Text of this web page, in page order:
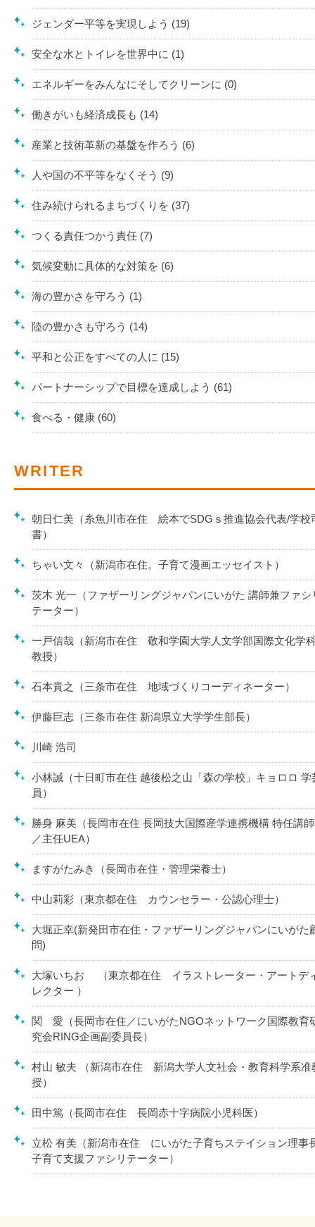
ジェンダー平等を実現しよう (19)
安全な水とトイレを世界中に (1)
エネルギーをみんなにそしてクリーンに (0)
働きがいも経済成長も (14)
産業と技術革新の基盤を作ろう (6)
人や国の不平等をなくそう (9)
住み続けられるまちづくりを (37)
つくる責任つかう責任 (7)
気候変動に具体的な対策を (6)
海の豊かさを守ろう (1)
陸の豊かさも守ろう (14)
平和と公正をすべての人に (15)
パートナーシップで目標を達成しよう (61)
食べる・健康 (60)
WRITER
朝日仁美（糸魚川市在住 絵本でSDGｓ推進協会代表/学校
書）
ちゃい文々（新潟市在住。子育て漫画エッセイスト）
茨木 光一（ファザーリングジャパンにいがた 講師兼ファシ
テーター）
一戸信哉（新潟市在住 敬和学園大学人文学部国際文化学
教授）
石本貴之（三条市在住 地域づくりコーディネーター）
伊藤巨志（三条市在住 新潟県立大学学生部長）
川崎 浩司
小林誠（十日町市在住 越後松之山「森の学校」キョロロ 学
員）
勝身 麻美（長岡市在住 長岡技大国際産学連携機構 特任講師
／主任UEA）
ますがたみき（長岡市在住・管理栄養士）
中山莉彩（東京都在住 カウンセラー・公認心理士）
大堀正幸(新発田市在住・ファザーリングジャパンにいがた
問)
大塚いちお （東京都在住 イラストレーター・アートデ
レクター ）
関 愛（長岡市在住／にいがたNGOネットワーク国際教育
究会RING企画副委員長）
村山 敏夫 （新潟市在住 新潟大学人文社会・教育科学系准
授）
田中篤（長岡市在住 長岡赤十字病院小児科医）
立松 有美（新潟市在住 にいがた子育ちステイション理事
子育て支援ファシリテーター）